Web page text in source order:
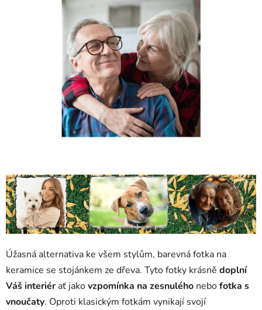
Úžasná alternativa ke všem stylům, barevná fotka na
keramice se stojánkem ze dřeva. Tyto fotky krásně doplní
Váš interiér ať jakovzpomínka na zesnulého nebofotka s
vnoučaty. Oproti klasickým fotkám vynikají svojí